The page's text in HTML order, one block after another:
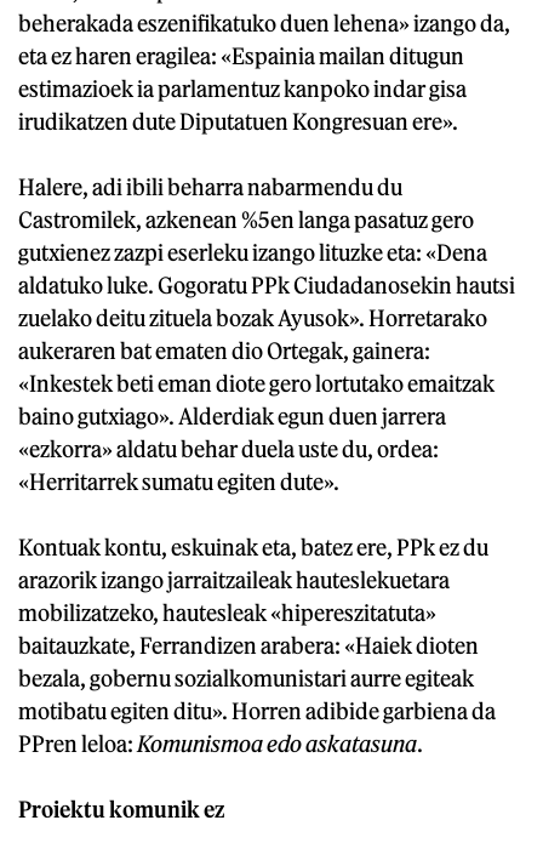
beherakada eszenifikatuko duen lehena» izango da,
eta ez haren eragilea: «Espainia mailan ditugun
estimazioek ia parlamentuz kanpoko indar gisa
irudikatzen dute Diputatuen Kongresuan ere».
Halere, adi ibili beharra nabarmendu du
Castromilek, azkenean %5en langa pasatuz gero
gutxienez zazpi eserleku izango lituzke eta: «Dena
aldatuko luke. Gogoratu PPk Ciudadanosekin hautsi
zuelako deitu zituela bozak Ayusok». Horretarako
aukeraren bat ematen dio Ortegak, gainera:
«Inkestek beti eman diote gero lortutako emaitzak
baino gutxiago». Alderdiak egun duen jarrera
«ezkorra» aldatu behar duela uste du, ordea:
«Herritarrek sumatu egiten dute».
Kontuak kontu, eskuinak eta, batez ere, PPk ez du
arazorik izango jarraitzaileak hauteslekuetara
mobilizatzeko, hautesleak «hipereszitatuta»
baitauzkate, Ferrandizen arabera: «Haiek dioten
bezala, gobernu sozialkomunistari aurre egiteak
motibatu egiten ditu». Horren adibide garbiena da
PPren leloa: Komunismoa edo askatasuna.
Proiektu komunik ez